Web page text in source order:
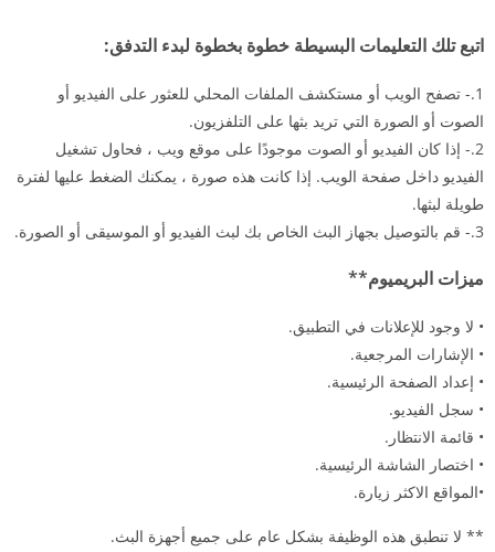
اتبع تلك التعليمات البسيطة خطوة بخطوة لبدء التدفق:
1.- تصفح الويب أو مستكشف الملفات المحلي للعثور على الفيديو أو
الصوت أو الصورة التي تريد بثها على التلفزيون.
2.- إذا كان الفيديو أو الصوت موجودًا على موقع ويب ، فحاول تشغيل
الفيديو داخل صفحة الويب. إذا كانت هذه صورة ، يمكنك الضغط عليها لفترة
طويلة لبثها.
3.- قم بالتوصيل بجهاز البث الخاص بك لبث الفيديو أو الموسيقى أو الصورة.
ميزات البريميوم**
• لا وجود للإعلانات في التطبيق.
• الإشارات المرجعية.
• إعداد الصفحة الرئيسية.
• سجل الفيديو.
• قائمة الانتظار.
• اختصار الشاشة الرئيسية.
•المواقع الاكثر زيارة.
** لا تنطبق هذه الوظيفة بشكل عام على جميع أجهزة البث.